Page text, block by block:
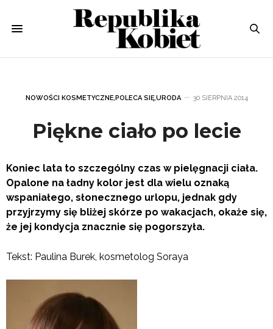
NOWOŚCI KOSMETYCZNE,POLECA SIĘ,URODA 30 SIERPNIA 2014
Piękne ciało po lecie
Koniec lata to szczególny czas w pielęgnacji ciała.
Opalone na ładny kolor jest dla wielu oznaką
wspaniałego, słonecznego urlopu, jednak gdy
przyjrzymy się bliżej skórze po wakacjach, okaże się,
że jej kondycja znacznie się pogorszyła.
Tekst: Paulina Burek, kosmetolog Soraya